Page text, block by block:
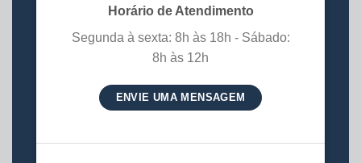
Horário de Atendimento
Segunda à sexta: 8h às 18h - Sábado:
8h às 12h
ENVIE UMA MENSAGEM